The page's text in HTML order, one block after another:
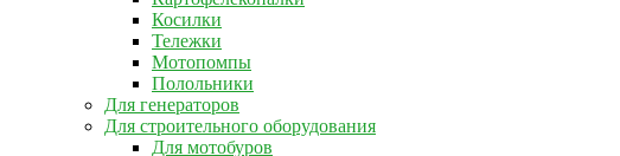
Косилки
Тележки
Мотопомпы
Полольники
Для генераторов
Для строительного оборудования
Для мотобуров